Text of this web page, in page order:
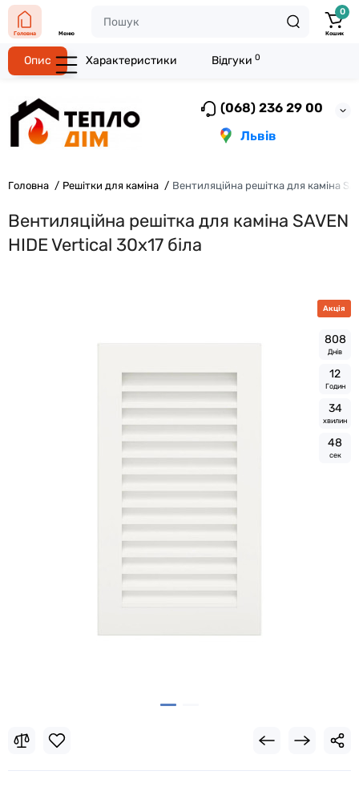
(068) 236 29 00
Львів
Головна Меню
0
Кошик
Головна Решітки для каміна Вентиляційна решітка для каміна
Вентиляційна решітка для каміна SAVEN
HIDE Vertical 30х17 біла
Акція
808
Днів
12
Годин
34
хвилин
48
сек
Опис Характеристики Відгуки 0